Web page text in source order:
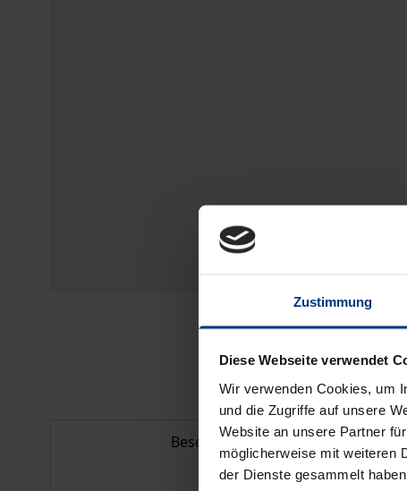
Zustimmung
Diese Webseite verwendet
Wir verwenden Cookies, um
und die Zugriffe auf unsere
Website an unsere Partner
möglicherweise mit weiteren
der Dienste gesammelt
Beschreibung